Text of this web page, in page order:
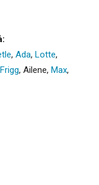
, Ada, Lotte,
Frigg, Ailene, Max,